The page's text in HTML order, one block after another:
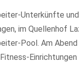
Unterkünfte
im Quellenhof
Pool. Am